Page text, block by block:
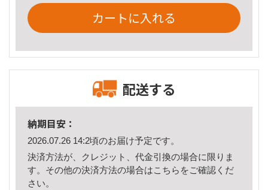
カートに入れる
配送する
納期目安：
2026.07.26 14:2頃のお届け予定です。
決済方法が、クレジット、代金引換の場合に限りま
す。その他の決済方法の場合はこちら をご確認くだ
さい。